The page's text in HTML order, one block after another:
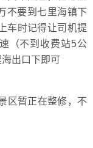
不要到七里海镇下
车时记得让司机提
（不到收费站5公
出口下即可
暂正在整修，不